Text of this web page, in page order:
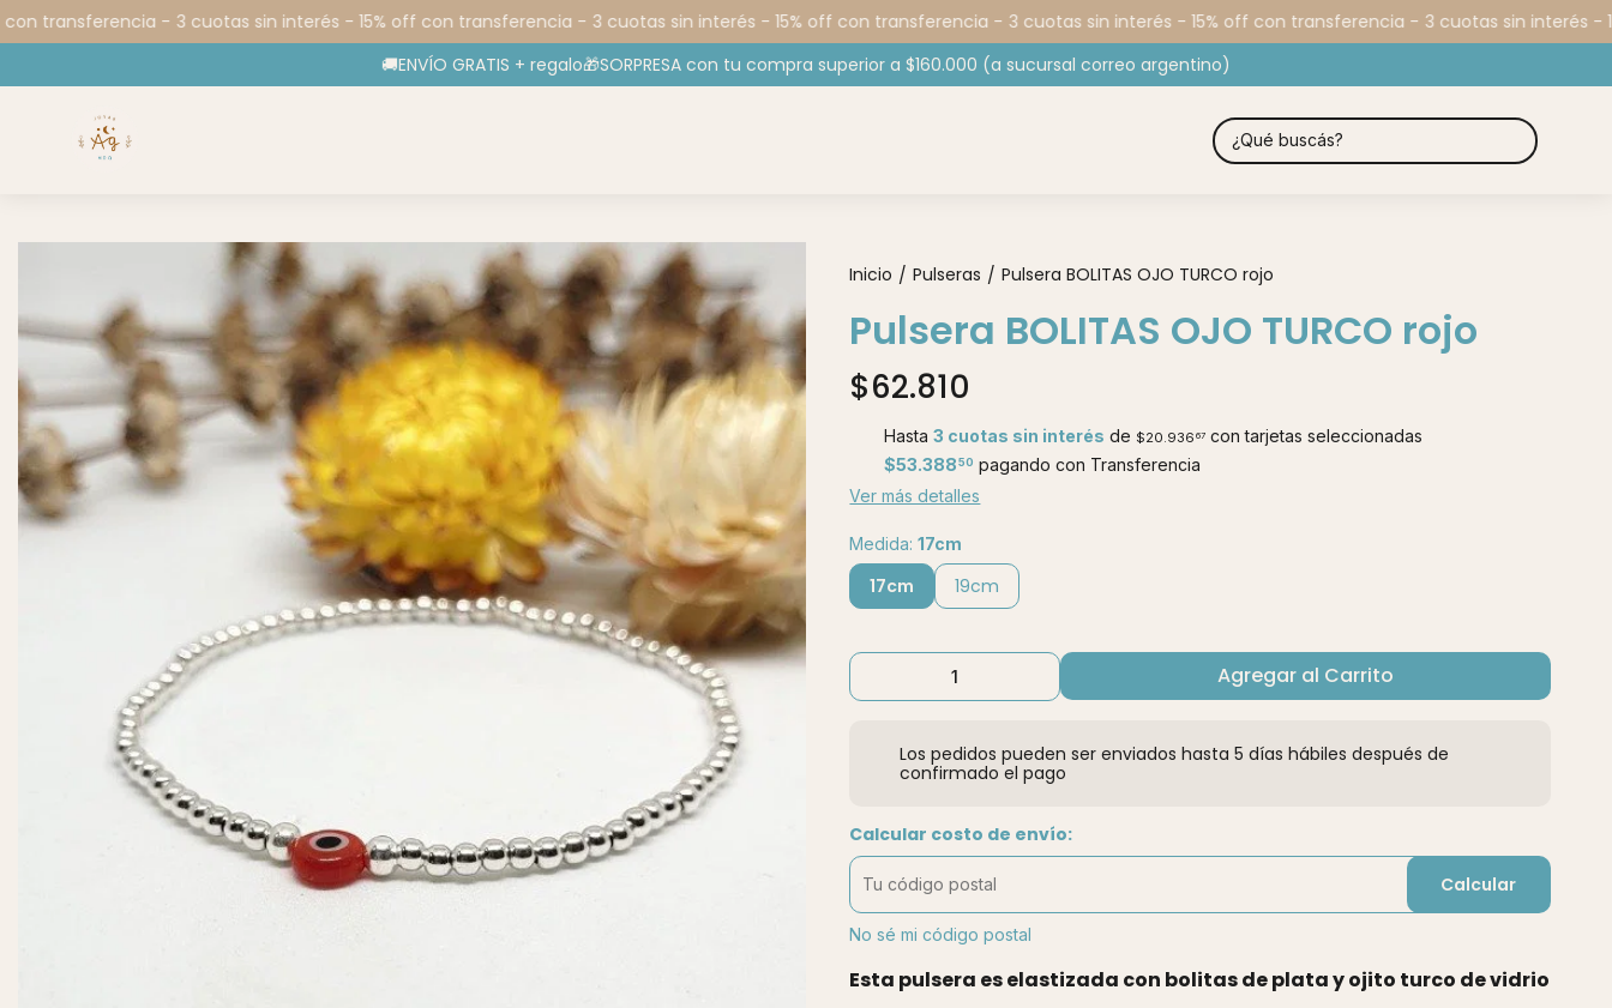
transferencia - 3 cuotas sin interés - 15% off con transferencia - 3 cuotas sin interés - 15% off con transferencia - 3 cuotas sin interés - 15% off con transferencia - 3 cuotas sin interés -
🚚ENVÍO GRATIS + regalo🎁SORPRESA con tu compra superior a $160.000 (a sucursal correo argentino)
Inicio / Pulseras / Pulsera BOLITAS OJO TURCO rojo
Pulsera BOLITAS OJO TURCO rojo
$62.810
Hasta3 cuotas sin interés de $20.936 67 con tarjetas seleccionadas
$53.388 50 pagando con Transferencia
Ver más detalles
Medida:17cm
17cm 19cm
Agregar al Carrito
Los pedidos pueden ser enviados hasta 5 días hábiles después de
confirmado el pago
Calcular costo de envío:
Calcular
No sé mi código postal
Esta pulsera es elastizada con bolitas de plata y ojito turco de vidrio